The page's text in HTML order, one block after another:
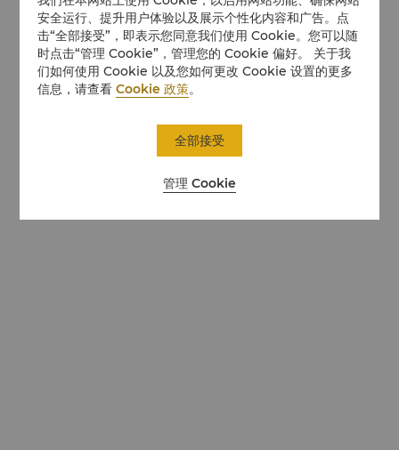
安全运行、提升用户体验以及展示个性化内容和广告。点
击“全部接受”，即表示您同意我们使用 Cookie。您可以随
时点击“管理 Cookie”，管理您的 Cookie 偏好。 关于我
们如何使用 Cookie 以及您如何更改 Cookie 设置的更多
信息，请查看Cookie 政策。
管理 Cookie
全部接受